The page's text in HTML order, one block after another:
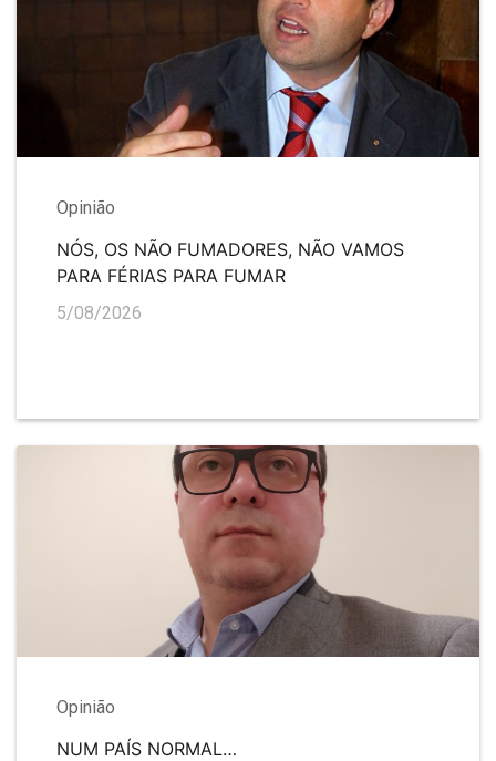
Opinião
NÓS, OS NÃO FUMADORES, NÃO VAMOS
PARA FÉRIAS PARA FUMAR
5/08/2026
Opinião
NUM PAÍS NORMAL…